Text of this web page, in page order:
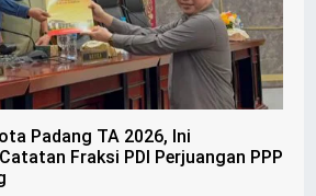
Padang TA 2026, Ini
Fraksi PDI Perjuangan PPP